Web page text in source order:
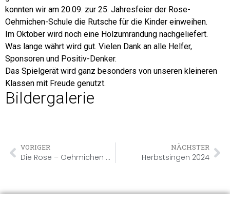
konnten wir am 20.09. zur 25. Jahresfeier der Rose-
Oehmichen-Schule die Rutsche für die Kinder einweihen.
Im Oktober wird noch eine Holzumrandung nachgeliefert.
Was lange währt wird gut. Vielen Dank an alle Helfer,
Sponsoren und Positiv-Denker.
Das Spielgerät wird ganz besonders von unseren kleineren
Klassen mit Freude genutzt.
Bildergalerie
VORIGER
Die Rose – Oehmichen – Schule sagt DANKE!
NÄCHSTER
Herbstsingen 2024